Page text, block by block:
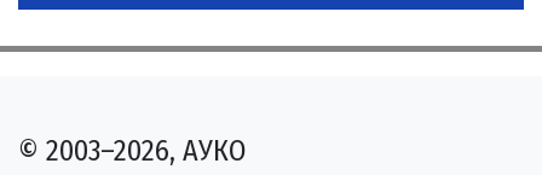
© 2003–2026, АУКО